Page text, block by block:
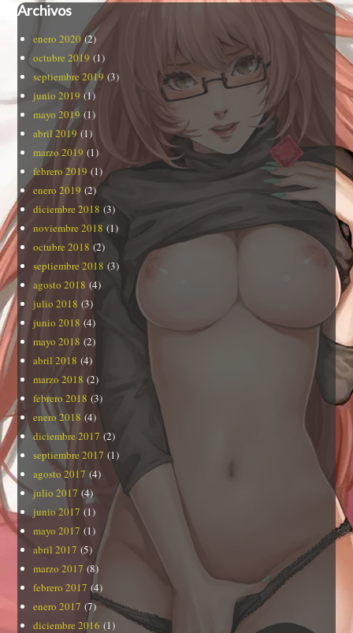
Archivos
enero 2020(2)
octubre 2019 (1)
septiembre 2019 (3)
junio 2019 (1)
mayo 2019 (1)
abril 2019 (1)
marzo 2019 (1)
febrero 2019 (1)
enero 2019 (2)
diciembre 2018 (3)
noviembre 2018 (1)
octubre 2018 (2)
septiembre 2018 (3)
agosto 2018 (4)
julio 2018 (3)
junio 2018 (4)
mayo 2018 (2)
abril 2018 (4)
marzo 2018 (2)
febrero 2018 (3)
enero 2018 (4)
diciembre 2017 (2)
septiembre 2017 (1)
agosto 2017 (4)
julio 2017 (4)
junio 2017 (1)
mayo 2017 (1)
abril 2017 (5)
marzo 2017 (8)
febrero 2017 (4)
enero 2017 (7)
diciembre 2016 (1)